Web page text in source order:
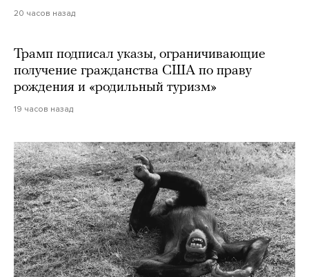
20 часов назад
Трамп подписал указы, ограничивающие
получение гражданства США по праву
рождения и «родильный туризм»
19 часов назад